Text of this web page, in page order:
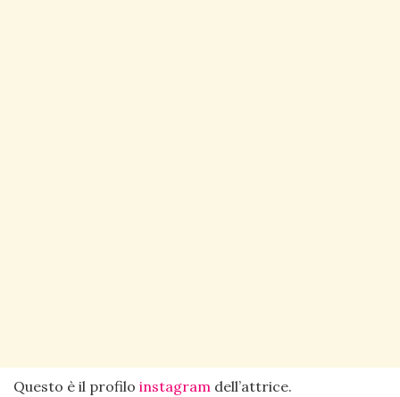
Questo è il profilo instagram dell’attrice.